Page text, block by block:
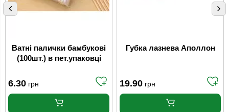
Ватні палички бамбукові
(100шт.) в пет.упаковці
6.30 грн
Губка лазнева Аполлон
19.90 грн